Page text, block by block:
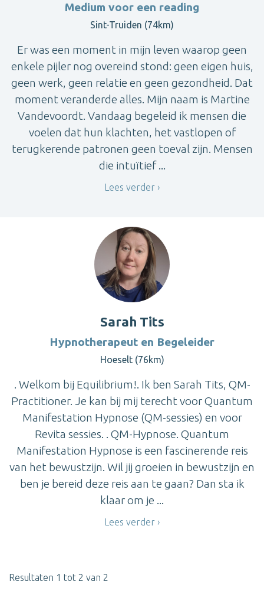
Medium voor een reading
Sint-Truiden (74km)
Er was een moment in mijn leven waarop geen
enkele pijler nog overeind stond: geen eigen huis,
geen werk, geen relatie en geen gezondheid. Dat
moment veranderde alles. Mijn naam is Martine
Vandevoordt. Vandaag begeleid ik mensen die
voelen dat hun klachten, het vastlopen of
terugkerende patronen geen toeval zijn. Mensen
die intuïtief ...
Lees verder
Sarah Tits
Hypnotherapeut en Begeleider
Hoeselt (76km)
. Welkom bij Equilibrium!. Ik ben Sarah Tits, QM-
Practitioner. Je kan bij mij terecht voor Quantum
Manifestation Hypnose (QM-sessies) en voor
Revita sessies. . QM-Hypnose. Quantum
Manifestation Hypnose is een fascinerende reis
van het bewustzijn. Wil jij groeien in bewustzijn en
ben je bereid deze reis aan te gaan? Dan sta ik
klaar om je ...
Lees verder
Resultaten 1 tot 2 van 2